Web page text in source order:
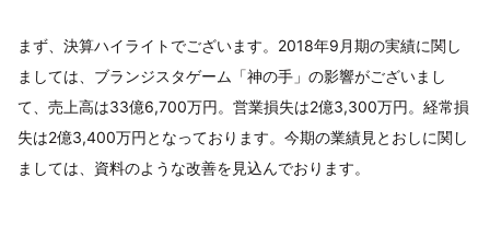
まず、決算ハイライトでございます。2018年9月期の実績に関し
ましては、ブランジスタゲーム「神の手」の影響がございまし
て、売上高は33億6,700万円。営業損失は2億3,300万円。経常損
失は2億3,400万円となっております。今期の業績見とおしに関し
ましては、資料のような改善を見込んでおります。